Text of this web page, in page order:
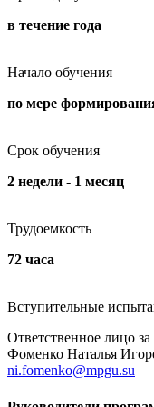
в течение года
Начало обучения
по мере
Срок обучения
2 недели - 1 месяц
Трудоемкость
72 часа
Вступительные
Ответственное лицо
Фоменко Наталья
ni.fomenko@mpgu.su